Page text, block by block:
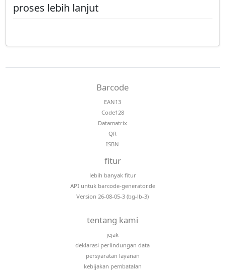
proses lebih lanjut
Barcode
EAN13
Code128
Datamatrix
QR
ISBN
fitur
lebih banyak fitur
API untuk barcode-generator.de
Version 26-08-05-3 (bg-lb-3)
tentang kami
jejak
deklarasi perlindungan data
persyaratan layanan
kebijakan pembatalan